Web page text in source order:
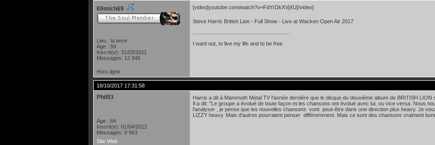
69mich69
Lieu : la terre
Age : 59
Inscrit(e): 31/03/2011
Messages: 12 945
[video]youtube.com/watch?v=FdYrDkXVjXU[/video]
Steve Harris British Lion - Full Show - Live at Wacken Open Air 2017
I want out, to live my life and to be free
Hors ligne
18/10/2017 17:31:58
Phil93
Age : 64
Inscrit(e): 01/04/2012
Messages: 9 963
Site Web
Harris a dit à Mammoth Metal TV l'année dernière que le disque du deuxième album de BRITISH LION
Il a dit: "Le groupe a évolué de toute façon et les chansons ont évolué avec lui, ou vice versa. Nous
l'analyser , je pense que les nouvelles chansons vont peut-être dans une direction plus heavy. Je
LIZZY heavy. Mais d'autres pourraient penser différemment. Mais ce sont des chansons vraiment